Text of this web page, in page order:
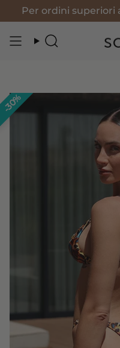
Per ordini superiori
Cerca
30%